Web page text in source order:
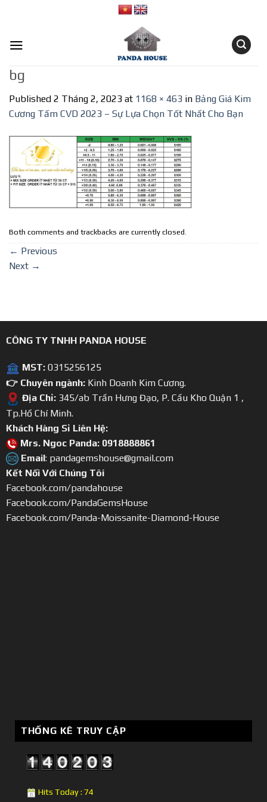
bg
Published 2 Tháng 2, 2023 at 1168 × 463 in Bảng Giá Kim
Cương Tấm CVD 2023 – Sự Lựa Chọn Tốt Nhất Cho Bạn
Both comments and trackbacks are currently closed.
← Previous
Next →
CÔNG TY TNHH PANDA HOUSE
MST: 0315256125
👉 Chuyên ngành: Kinh Doanh Kim Cương.
Địa Chỉ:345/ab Trần Hưng Đạo, P. Cầu Kho Quận 1 ,
Tp.Hồ Chí Minh.
Khách Hàng Sỉ Liên Hệ:
Mrs. Ngoc Panda: 0918888861
Email: pandagemshouse@gmail.com
Kết Nối Với Chúng Tôi
Facebook.com/pandahouse
Facebook.com/PandaGemsHouse
Facebook.com/Panda-Moissanite-Diamond-House
THỐNG KÊ TRUY CẬP
Hits Today : 74